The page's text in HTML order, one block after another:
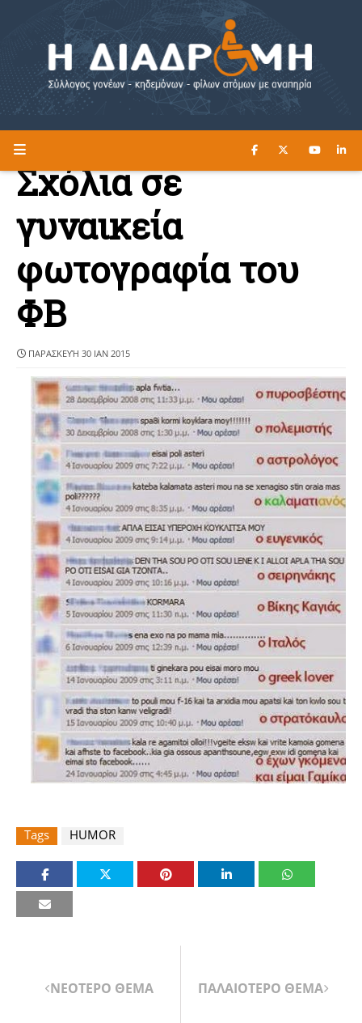
Η ΔΙΑΔΡΟΜΗ ΔΙΑΒΑΣΤΕ ΕΔΩ ►
Σχόλια σε
γυναικεία
φωτογραφία του
ΦΒ
ΠΑΡΑΣΚΕΥΉ 30 ΙΑΝ 2015
Tags HUMOR
ΝΕΟΤΕΡΟ ΘΕΜΑ ΠΑΛΑΙΟΤΕΡΟ ΘΕΜΑ